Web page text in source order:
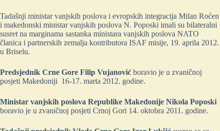
Tadašnji ministar vanjskih poslova i evropskih integracija Milan Roćen
i makedonski ministar vanjskih poslova N. Poposki imali su bilateralni
susret na marginama sastanka ministara vanjskih poslova NATO
članica i partnerskih zemalja kontributora ISAF misije, 19. aprila 2012.
u Briselu.
Predsjednik Crne Gore Filip Vujanović boravio je u zvaničnoj
posjeti Makedoniji 16-17. marta 2012. godine.
Ministar vanjskih poslova Republike Makedonije Nikola Poposki
boravio je u zvaničnoj posjeti Crnoj Gori 14. oktobra 2011. godine.